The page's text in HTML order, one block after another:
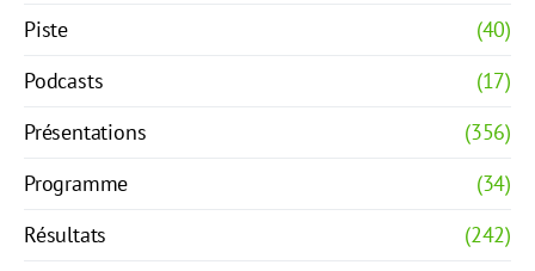
Piste
(40)
Podcasts
(17)
Présentations
(356)
Programme
(34)
Résultats
(242)